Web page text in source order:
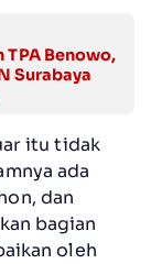
TPA Benowo,
Surabaya
itu tidak
ada
dan
bagian
oleh